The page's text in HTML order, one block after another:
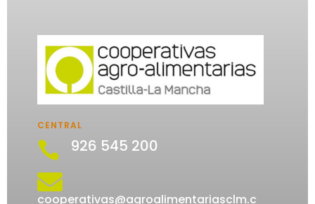
CENTRAL
 926 545 200

cooperativas@agroalimentariasclm.c